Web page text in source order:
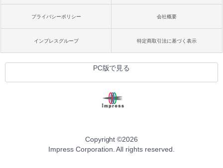
プライバシーポリシー 会社概要
インプレスグループ 特定商取引法に基づく表示
PC版で見る
Copyright ©2026
Impress Corporation. All rights reserved.